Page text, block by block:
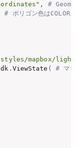
,
#
# ポリゴン色はCOLOR
styles/mapbox/
. ViewState (
# マッ